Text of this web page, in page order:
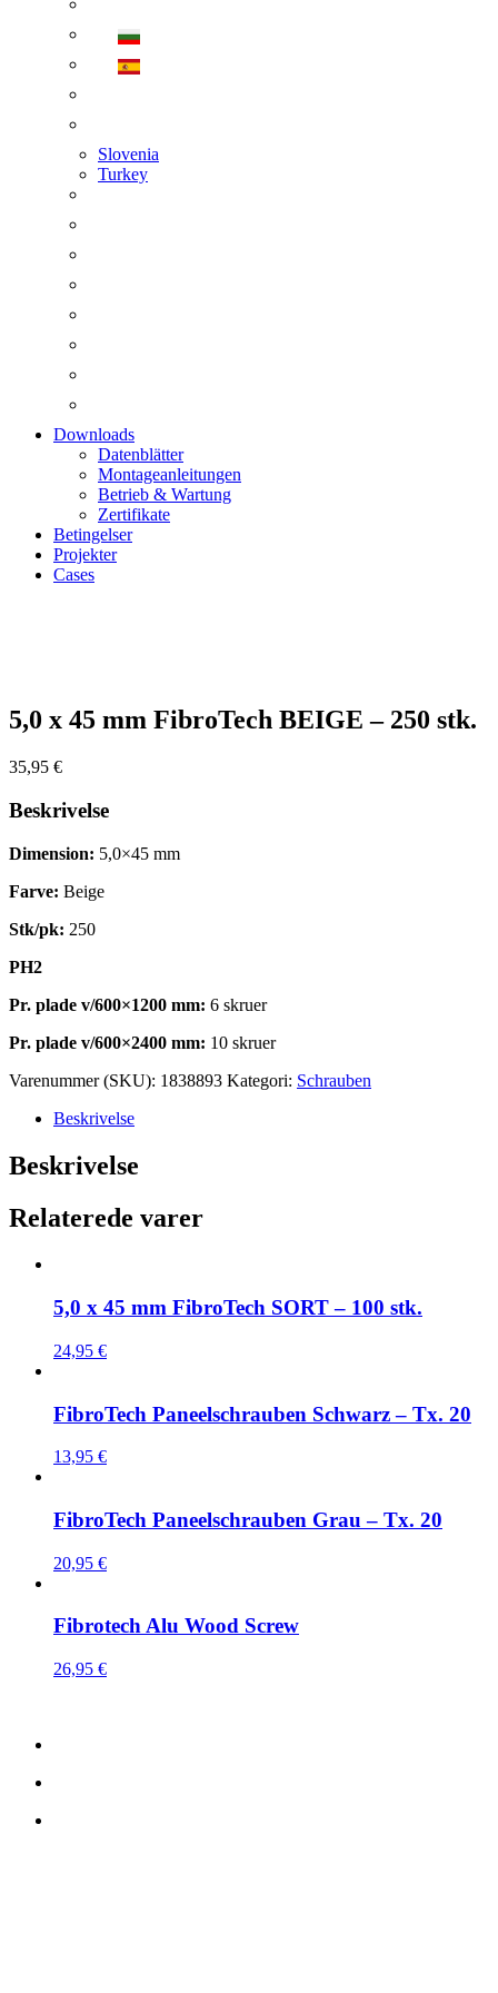
Slovenia
Turkey
Downloads
Datenblätter
Montageanleitungen
Betrieb & Wartung
Zertifikate
Betingelser
Projekter
Cases
5,0 x 45 mm FibroTech BEIGE – 250 stk.
35,95 €
Beskrivelse
Dimension: 5,0×45 mm
Farve: Beige
Stk/pk: 250
PH2
Pr. plade v/600×1200 mm: 6 skruer
Pr. plade v/600×2400 mm: 10 skruer
Varenummer (SKU): 1838893 Kategori: Schrauben
Beskrivelse
Beskrivelse
Relaterede varer
5,0 x 45 mm FibroTech SORT – 100 stk.
24,95 €
FibroTech Paneelschrauben Schwarz – Tx. 20
13,95 €
FibroTech Paneelschrauben Grau – Tx. 20
20,95 €
Fibrotech Alu Wood Screw
26,95 €